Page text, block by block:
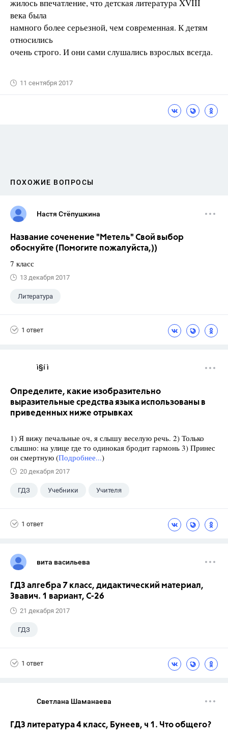
жилось впечатление, что детская литература XVIII
века была
намного более серьезной, чем современная. К детям
относились
очень строго. И они сами слушались взрослых всегда.
11 сентября 2017
ПОХОЖИЕ ВОПРОСЫ
Настя Стёпушкина
Название соченение "Метель" Свой выбор
обоснуйте (Помогите пожалуйста,))
7 класс
13 декабря 2017
Литература
1 ответ
ì§í ì 
Определите, какие изобразительно
выразительные средства языка использованы в
приведенных ниже отрывках
1) Я вижу печальные оч, я слышу веселую речь. 2) Только
слышно: на улице где то одинокая бродит гармонь 3) Принес
он смертную (Подробнее...)
20 декабря 2017
ГДЗ Учебники Учителя
1 ответ
вита васильева
ГДЗ алгебра 7 класс, дидактический материал,
Звавич. 1 вариант, С-26
21 декабря 2017
ГДЗ
1 ответ
Светлана Шаманаева
ГДЗ литература 4 класс, Бунеев, ч 1. Что общего?